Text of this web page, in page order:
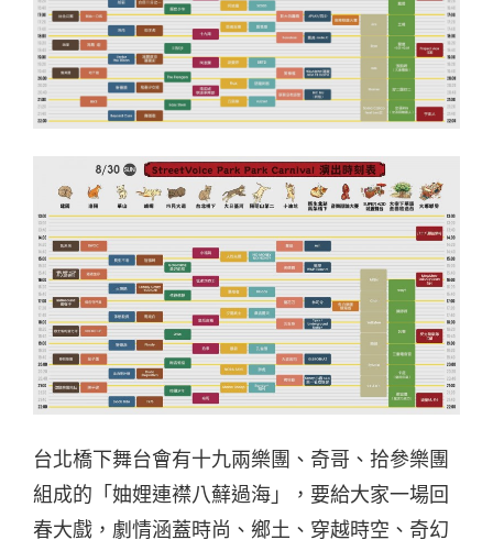
台北橋下舞台會有十九兩樂團、 奇哥、拾參樂團
組成的「妯娌連襟八蘚過海」，要給大家一場回
春大戲，劇情涵蓋時尚、鄉土、穿越時空、奇幻